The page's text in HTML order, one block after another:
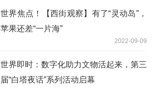
世界焦点！【西街观察】有了“灵动岛”，
苹果还差“一片海”
2022-09-09
世界即时：数字化助力文物活起来，第三
届“白塔夜话”系列活动启幕